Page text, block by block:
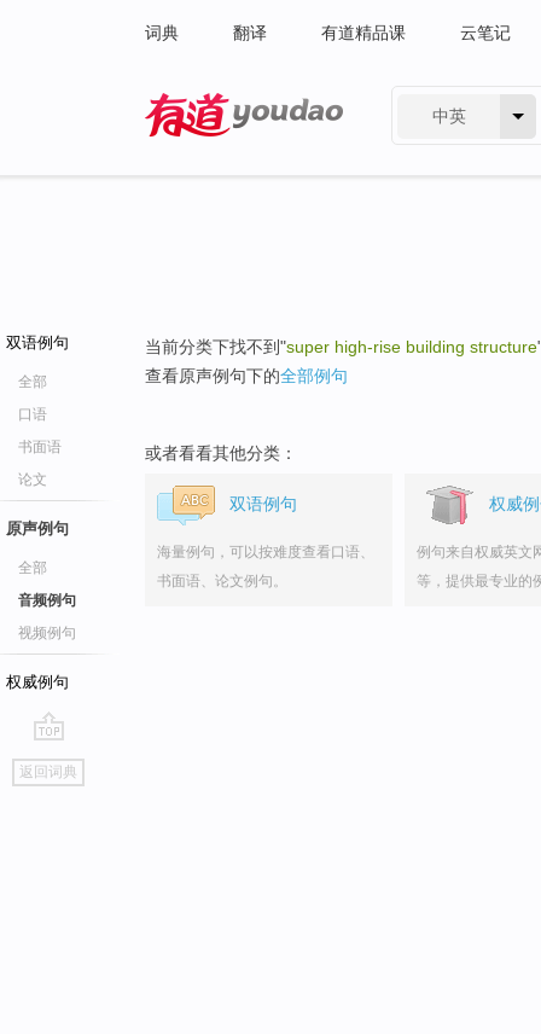
词典 翻译 有道精品课 云笔记
中英
双语例句
全部
口语
书面语
论文
原声例句
全部
音频例句
视频例句
权威例句
go
top
返回词典
当前分类下找不到"super high-rise building structure
查看原声例句下的全部例句
或者看看其他分类：
双语例句
海量例句，可以按难度查看口语、
书面语、论文例句。
权威
例句来自权威英文
等，提供最专业的